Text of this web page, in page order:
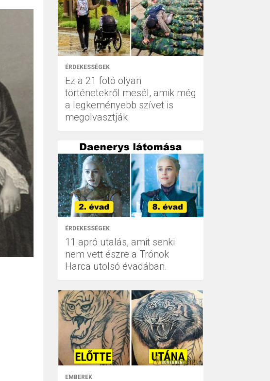
ÉRDEKESSÉGEK
Ez a 21 fotó olyan
történetekről mesél, amik még
a legkeményebb szívet is
megolvasztják
ÉRDEKESSÉGEK
11 apró utalás, amit senki
nem vett észre a Trónok
Harca utolsó évadában.
EMBEREK